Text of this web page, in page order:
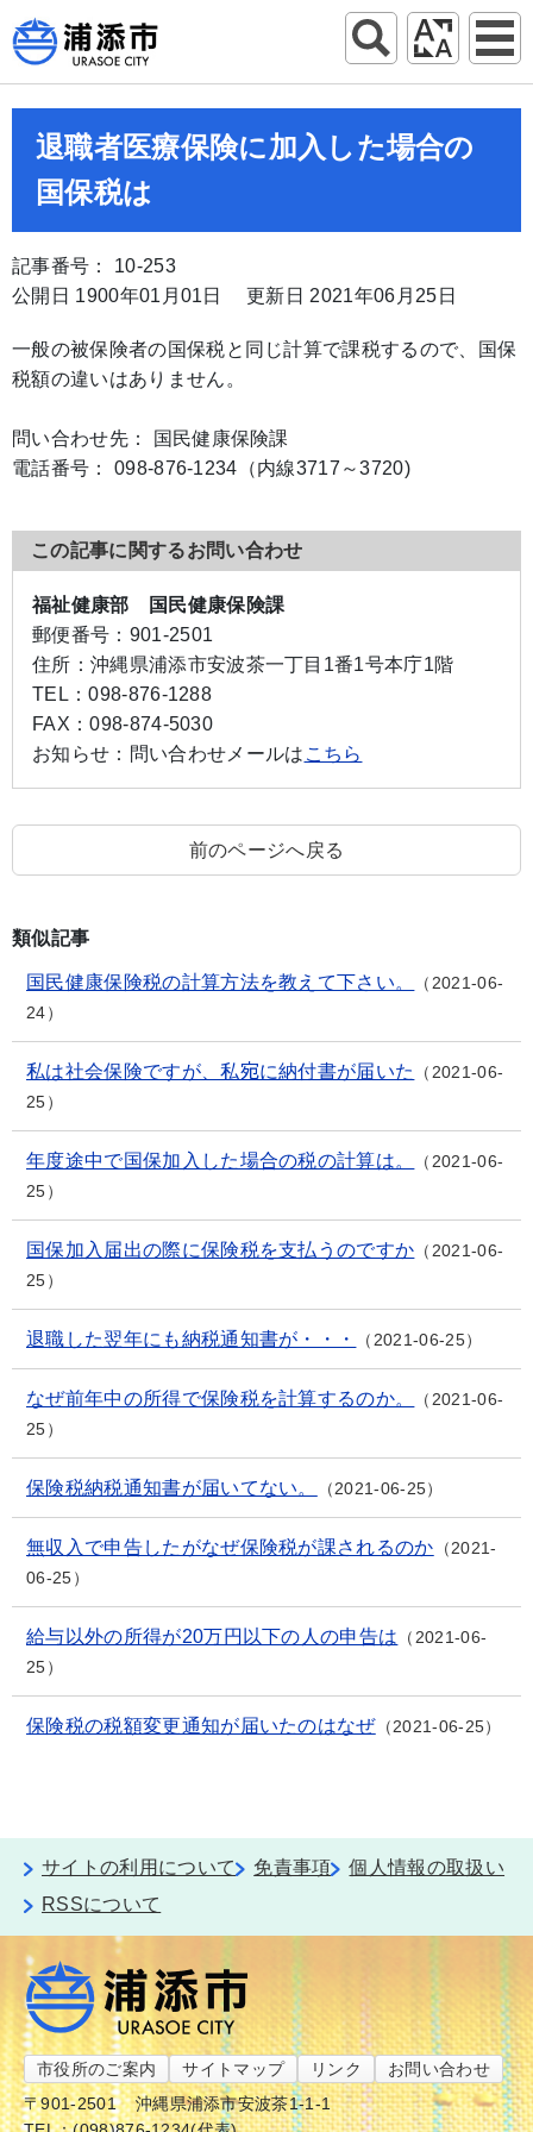
退職者医療保険に加入した場合の
国保税は
記事番号： 10-253
公開日 1900年01月01日
更新日 2021年06月25日
一般の被保険者の国保税と同じ計算で課税するので、国保
税額の違いはありません。
問い合わせ先： 国民健康保険課
電話番号： 098-876-1234（内線3717～3720)
この記事に関するお問い合わせ
福祉健康部 国民健康保険課
郵便番号： 901-2501
住所： 沖縄県浦添市安波茶一丁目1番1号本庁1階
TEL：098-876-1288
FAX：098-874-5030
お知らせ： 問い合わせメールは こちら
前のページへ戻る
類似記事
国民健康保険税の計算方法を教えて下さい。
2021-06-
24
私は社会保険ですが、私宛に納付書が届いた
2021-06-
25
年度途中で国保加入した場合の税の計算は。
2021-06-
25
国保加入届出の際に保険税を支払うのですか
2021-06-
25
退職した翌年にも納税通知書が・・・ 2021-06-25
なぜ前年中の所得で保険税を計算するのか。
2021-06-
25
保険税納税通知書が届いてない。 2021-06-25
無収入で申告したがなぜ保険税が課されるのか
2021-
06-25
給与以外の所得が20万円以下の人の申告は
2021-06-
25
保険税の税額変更通知が届いたのはなぜ 2021-06-25
サイトの利用について 免責事項
個人情報の取扱い
RSSについて
市役所のご案内 サイトマップ リンク
お問い合わせ
〒901-2501
沖縄県浦添市安波茶1-1-1